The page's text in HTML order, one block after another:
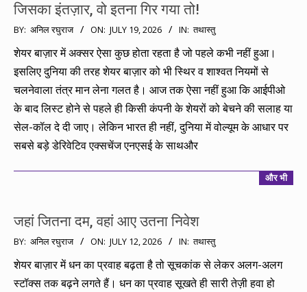
जिसका इंतज़ार, वो इतना गिर गया तो!
2026-
07-
BY: अनिल रघुराज ON: JULY 19, 2026 IN: तथास्तु
शेयर बाज़ार में अक्सर ऐसा कुछ होता रहता है जो पहले कभी नहीं हुआ।
इसलिए दुनिया की तरह शेयर बाज़ार को भी स्थिर व शाश्वत नियमों से
चलनेवाला तंत्र मान लेना गलत है। आज तक ऐसा नहीं हुआ कि आईपीओ
के बाद लिस्ट होने से पहले ही किसी कंपनी के शेयरों को बेचने की सलाह या
सेल-कॉल दे दी जाए। लेकिन भारत ही नहीं, दुनिया में वोल्यूम के आधार पर
सबसे बड़े डेरिवेटिव एक्सचेंज एनएसई के साथऔर
और भी
जहां जितना दम, वहां आए उतना निवेश
2026-
07-
12
BY: अनिल रघुराज ON: JULY 12, 2026 IN: तथास्तु
शेयर बाज़ार में धन का प्रवाह बढ़ता है तो सूचकांक से लेकर अलग-अलग
स्टॉक्स तक बढ़ने लगते हैं। धन का प्रवाह सूखते ही सारी तेज़ी हवा हो